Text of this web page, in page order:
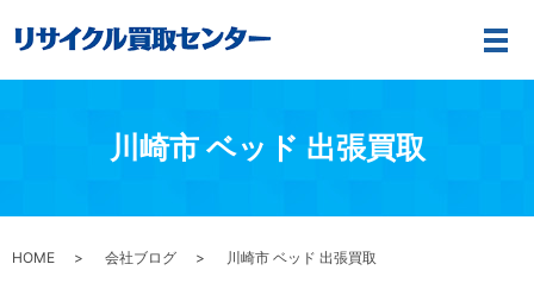
メ
川崎市 ベッド 出張買取
HOME 会社ブログ 川崎市 ベッド 出張買取